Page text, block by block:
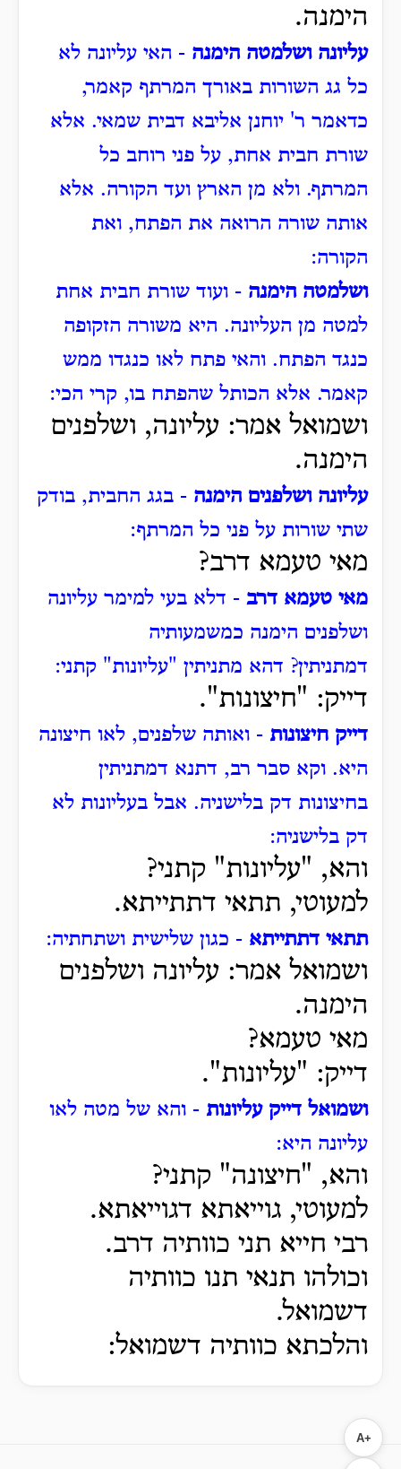
הימנה.
עליונה ושלמטה הימנה - האי עליונה לא
כל גג השורות באורך המרתף קאמר,
כדאמר ר' יוחנן אליבא דבית שמאי. אלא
שורת חבית אחת, על פני רוחב כל
המרתף. ולא מן הארץ ועד הקורה. אלא
אותה שורה הרואה את הפתח, ואת
הקורה:
ושלמטה הימנה - ועוד שורת חבית אחת
למטה מן העליונה. היא משורה הזקופה
כנגד הפתח. והאי פתח לאו כנגדו ממש
קאמר. אלא הכותל שהפתח בו, קרי הכי:
ושמואל אמר: עליונה, ושלפנים
הימנה.
עליונה ושלפנים הימנה - בגג החבית, בודק
שתי שורות על פני כל המרתף:
מאי טעמא דרב?
מאי טעמא דרב - דלא בעי למימר עליונה
ושלפנים הימנה כמשמעותיה
דמתניתין? דהא מתניתין "עליונות" קתני:
דייק: "חיצונות".
דייק חיצונות - ואותה שלפנים, לאו חיצונה
היא. וקא סבר רב, דתנא דמתניתין
בחיצונות דק בלישניה. אבל בעליונות לא
דק בלישניה:
והא, "עליונות" קתני?
למעוטי, תתאי דתתייתא.
תתאי דתתייתא - כגון שלישית ושתחתיה:
ושמואל אמר: עליונה ושלפנים
הימנה.
מאי טעמא?
דייק: "עליונות".
ושמואל דייק עליונות - והא של מטה לאו
עליונה היא:
והא, "חיצונה" קתני?
למעוטי, גוייאתא דגוייאתא.
רבי חייא תני כוותיה דרב.
וכולהו תנאי תנו כוותיה
דשמואל.
והלכתא כוותיה דשמואל:
A+